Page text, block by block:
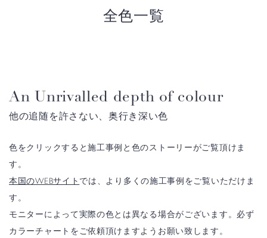
全色一覧
An Unrivalled depth of colour
他の追随を許さない、奥行き深い色
色をクリックすると施工事例と色のストーリーがご覧頂けま
す。
本国のWEBサイト では、より多くの施工事例をご覧いただけま
す。
モニターによって実際の色とは異なる場合がございます。必ず
カラーチャートをご依頼頂けますようお願い致します。